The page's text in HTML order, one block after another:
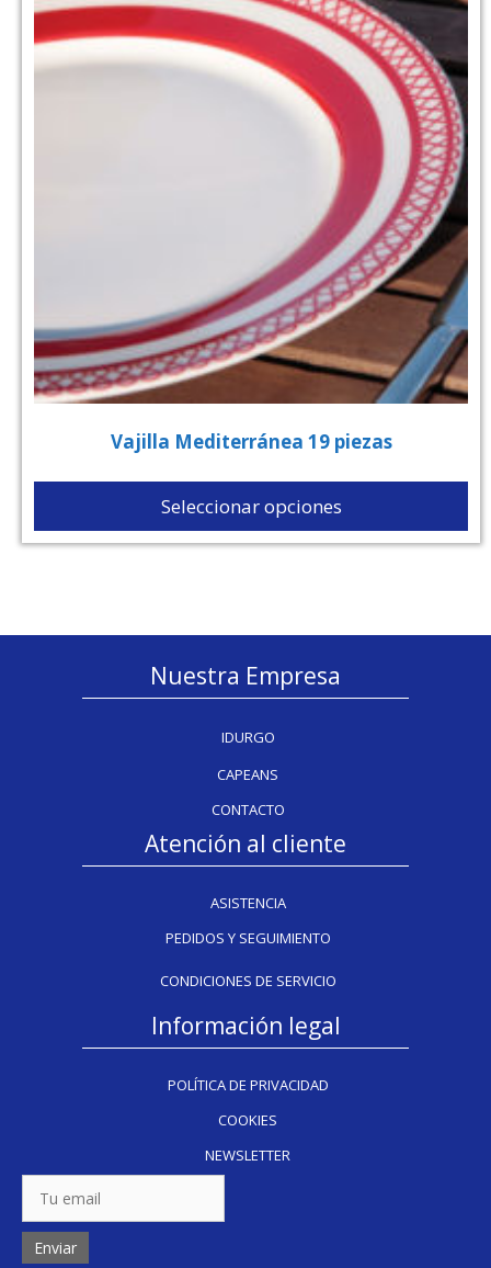
Vajilla Mediterránea 19 piezas
Seleccionar opciones
Nuestra Empresa
IDURGO
CAPEANS
CONTACTO
Atención al cliente
ASISTENCIA
PEDIDOS Y SEGUIMIENTO
CONDICIONES DE SERVICIO
Información legal
POLÍTICA DE PRIVACIDAD
COOKIES
NEWSLETTER